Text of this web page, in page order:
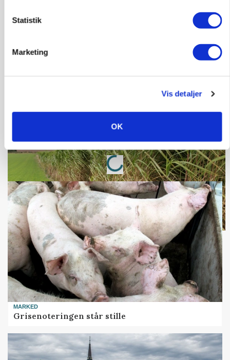
Statistik
Marketing
Vis detaljer
OK
Markvandring sætter fokus på elefantgræs
Annonce
Loading...
MARKED
Grisenoteringen står stille